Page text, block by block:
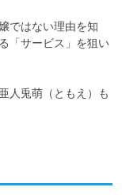
ではない理由を知
「サービス」を狙い
人兎萌（ともえ）も